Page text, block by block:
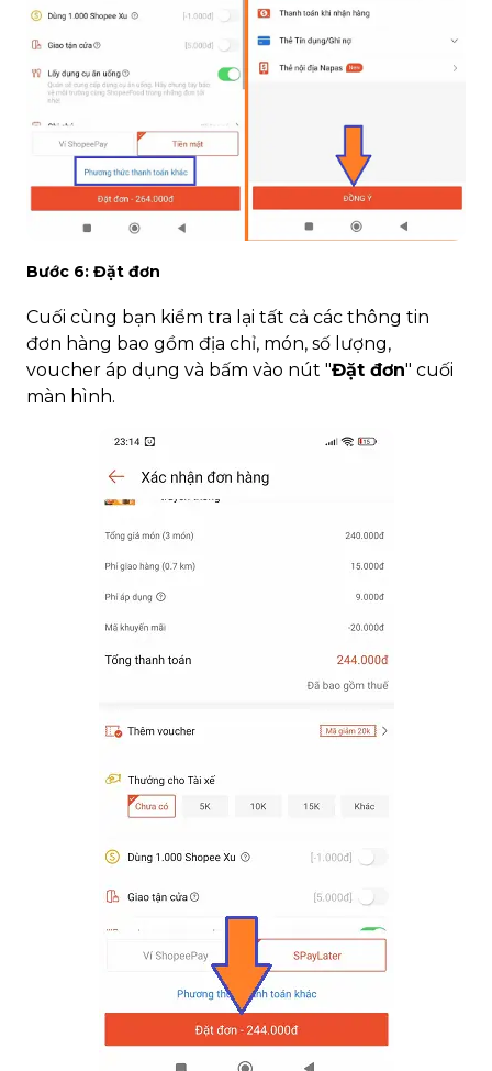
Bước 6: Đặt đơn
Cuối cùng bạn kiểm tra lại tất cả các thông tin
đơn hàng bao gồm địa chỉ, món, số lượng,
voucher áp dụng và bấm vào nút "Đặt đơn" cuối
màn hình.